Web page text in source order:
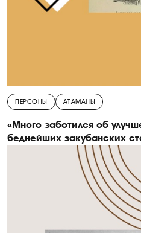
ПЕРСОНЫ АТАМАНЫ
«Много заботился об
беднейших закубанских